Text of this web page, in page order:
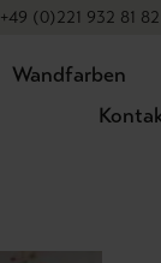
+49 (0)221 932 81 82
Wandfarben